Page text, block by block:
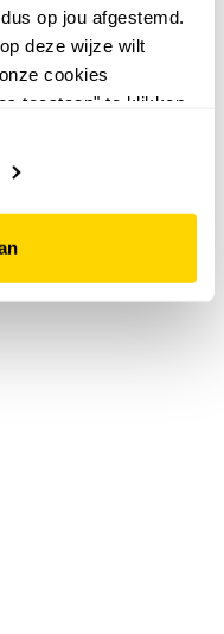
op jou afgestemd.
deze wijze wilt
cookies
toestaan" te klikken.